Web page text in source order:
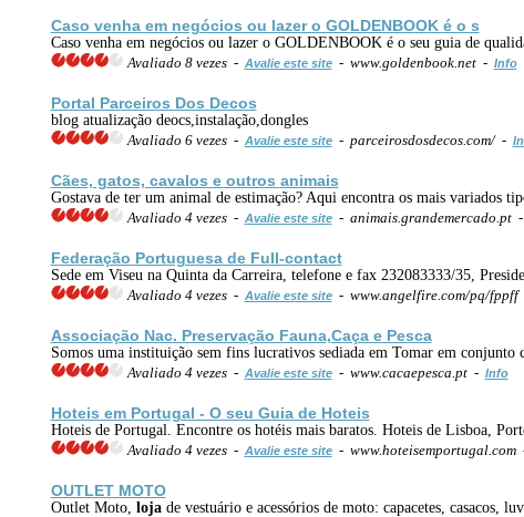
Caso venha em negócios ou lazer o GOLDENBOOK é o s
Caso venha em negócios ou lazer o GOLDENBOOK é o seu guia de
Avaliado 8 vezes - Avalie este site- www.goldenbook.net - Info
Portal Parceiros Dos Decos
blog atualização deocs,instalação,dongles
Avaliado 6 vezes - Avalie este site- parceirosdosdecos.com/ -
Cães, gatos, cavalos e outros animais
Gostava de ter um animal de estimação? Aqui encontra os mais variados
Avaliado 4 vezes - Avalie este site- animais.grandemercado.pt -
Federação Portuguesa de Full-contact
Sede em Viseu na Quinta da Carreira, telefone e fax 232083333/35,
Avaliado 4 vezes - Avalie este site- www.angelfire.com/pq/fppff
Associação Nac. Preservação Fauna,Caça e Pesca
Somos uma instituição sem fins lucrativos sediada em Tomar em conjunto
Avaliado 4 vezes - Avalie este site- www.cacaepesca.pt - Info
Hoteis em Portugal - O seu Guia de Hoteis
Hoteis de Portugal. Encontre os hotéis mais baratos. Hoteis de Lisboa,
Avaliado 4 vezes - Avalie este site- www.hoteisemportugal.com
OUTLET MOTO
Outlet Moto, lojade vestuário e acessórios de moto: capacetes, casacos,